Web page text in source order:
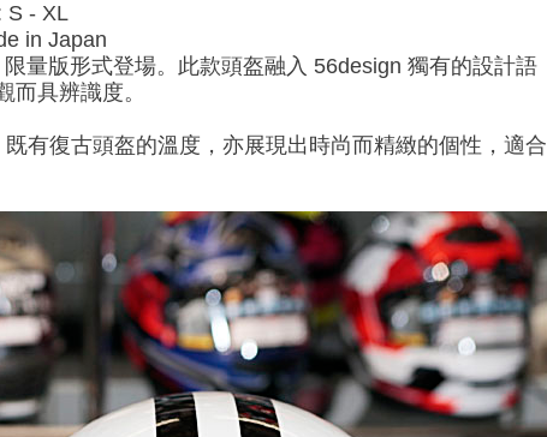
S - XL
in Japan
量版形式登場。此款頭盔融入 56design 獨有的設計語
具辨識度。
有復古頭盔的溫度，亦展現出時尚而精緻的個性，適合